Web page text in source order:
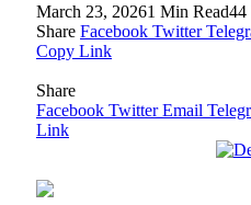
March 23, 20261 Min Read44
Share Facebook Twitter
Copy Link
Share
Facebook Twitter Email
Link